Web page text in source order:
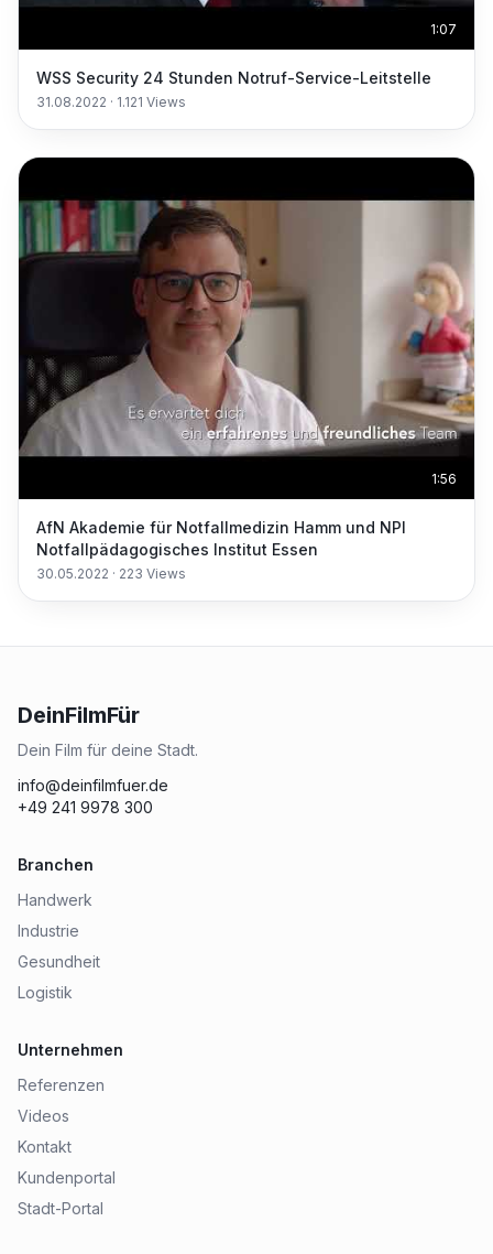
1:07
WSS Security 24 Stunden Notruf-Service-Leitstelle
31.08.2022 · 1.121 Views
1:56
AfN Akademie für Notfallmedizin Hamm und NPI
Notfallpädagogisches Institut Essen
30.05.2022 · 223 Views
DeinFilmFür
Dein Film für deine Stadt.
info@deinfilmfuer.de
+49 241 9978 300
Branchen
Handwerk
Industrie
Gesundheit
Logistik
Unternehmen
Referenzen
Videos
Kontakt
Kundenportal
Stadt-Portal